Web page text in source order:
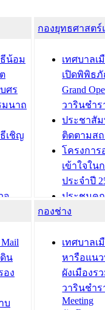
น้อม
ศร
มนาถ
เชิญ
จ
ตรี
ง
ยน
ลที่
กองยุทธศาสต
เทศบาลเ
เปิดพิพิธภั
Grand
วารินชำร
ประชาสัม
ติดตามส
โครงกา
เข้าใจใน
ประจำปี
ประชุมค
ความเสี่ย
ประชุมที
ชีวา สร้า
ขับเคลื่อน
“เมืองแห่
น
อง
บ
กองช่าง
เทศบาลเ
หารือแน
ผังเมืองร
วารินชำร
Meeting